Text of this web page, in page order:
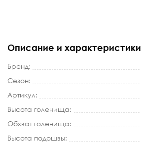
Описание и характеристики
Бренд:
Сезон:
Артикул:
Высота голенища:
Обхват голенища:
Высота подошвы: